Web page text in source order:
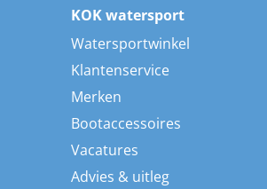
KOK watersport
Watersportwinkel
Klantenservice
Merken
Bootaccessoires
Vacatures
Advies & uitleg